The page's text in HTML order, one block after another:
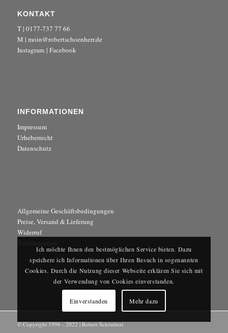
KONTAKT
T | 0177-737 77 66
M | moin@robertschoenherr.de
Instagram| Facebook
INFORMATIONEN
Impressum
Urheberrecht
Datenschutz
Allgemeine Geschäftsbedingungen
Preise, Versand & Lieferung
Widerruf
© Copyright 1996 - 2022 | Robert Schönherr
Ich möchte Ihnen den bestmöglichen Service bieten. Dazu
speichere ich Informationen über Ihren Besuch in sogenannten
Cookies. Durch die Nutzung dieser Webseite erklären Sie sich mit
der Verwendung von Cookies einverstanden.
Einverstanden Mehr dazu